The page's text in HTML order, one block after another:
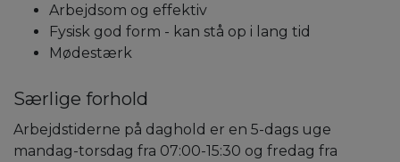
Arbejdsom og effektiv
Fysisk god form - kan stå op i lang tid
Mødestærk
Særlige forhold
Arbejdstiderne på daghold er en 5-dags uge
mandag-torsdag fra 07:00-15:30 og fredag fra